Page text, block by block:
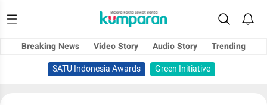
Breaking News Video Story Audio Story
Trending
SATU Indonesia Awards
Green Initiative